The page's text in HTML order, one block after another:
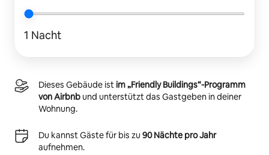
1 Nacht
Dieses Gebäude istim „Friendly Buildings“-Programm
von Airbnbund unterstützt das Gastgeben in deiner
Wohnung.
Du kannst Gäste für bis zu 90 Nächte pro Jahr
aufnehmen.